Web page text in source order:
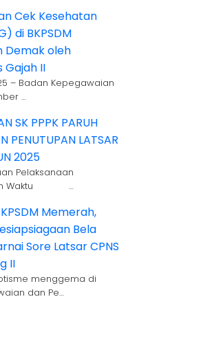
Cek Kesehatan
di BKPSDM
Demak oleh
Gajah II
– Badan Kepegawaian
…
SK PPPK PARUH
PENUTUPAN LATSAR
2025
Pelaksanaan
Waktu …
Memerah,
Bela
Sore Latsar CPNS
II
menggema di
dan Pe…